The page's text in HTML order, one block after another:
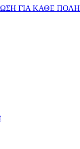
ΓΙΑ ΚΑΘΕ ΠΟΛΗ